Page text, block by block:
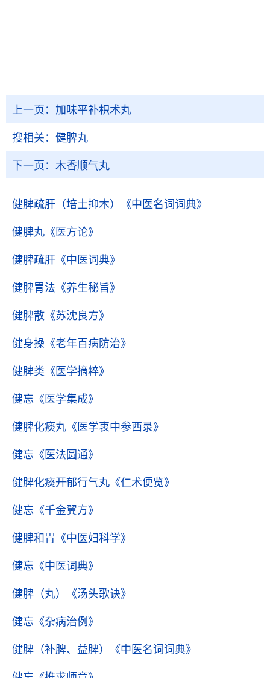
上一页： 加味平补枳术丸
搜相关： 健脾丸
下一页： 木香顺气丸
健脾疏肝（培土抑木） 《中医名词词典》
健脾丸 《医方论》
健脾疏肝 《中医词典》
健脾胃法 《养生秘旨》
健脾散 《苏沈良方》
健身操 《老年百病防治》
健脾类 《医学摘粹》
健忘 《医学集成》
健脾化痰丸 《医学衷中参西录》
健忘 《医法圆通》
健脾化痰开郁行气丸 《仁术便览》
健忘 《千金翼方》
健脾和胃 《中医妇科学》
健忘 《中医词典》
健脾（丸） 《汤头歌诀》
健忘 《杂病治例》
健脾（补脾、益脾） 《中医名词词典》